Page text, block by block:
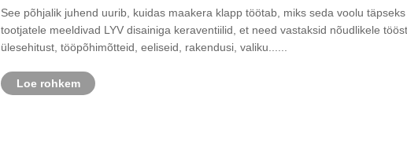
See põhjalik juhend uurib, kuidas maakera klapp töötab, miks seda voolu
tootjatele meeldivad LYV disainiga keraventiilid, et need vastaksid nõudlikele
ülesehitust, tööpõhimõtteid, eeliseid, rakendusi, valiku......
Loe rohkem